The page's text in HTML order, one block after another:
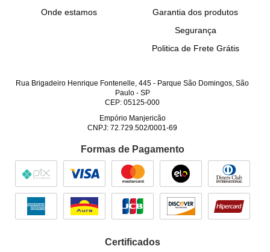
Onde estamos
Garantia dos produtos
Segurança
Politica de Frete Grátis
Rua Brigadeiro Henrique Fontenelle, 445 - Parque São Domingos, São
Paulo- SP
CEP: 05125-000
Empório Manjericão
CNPJ: 72.729.502/0001-69
Formas de Pagamento
Certificados